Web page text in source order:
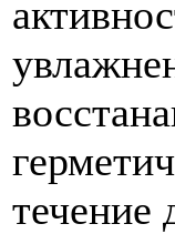
течение